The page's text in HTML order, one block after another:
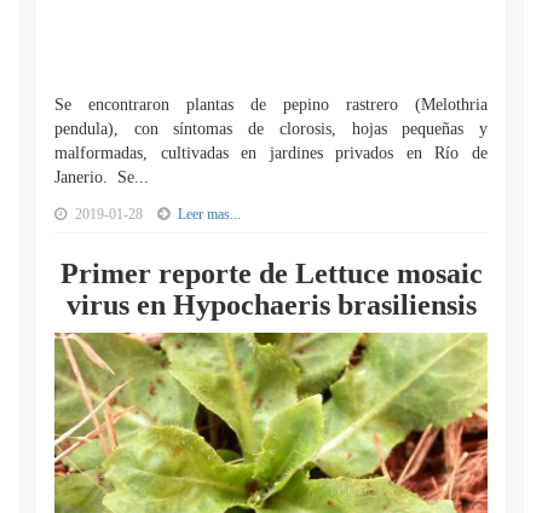
Se encontraron plantas de pepino rastrero (Melothria
pendula), con síntomas de clorosis, hojas pequeñas y
malformadas, cultivadas en jardines privados en Río de
Janerio. Se...
2019-01-28 Leer mas...
Primer reporte de Lettuce mosaic
virus en Hypochaeris brasiliensis